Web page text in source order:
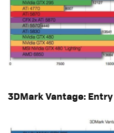
3DMark Vantage: Entry